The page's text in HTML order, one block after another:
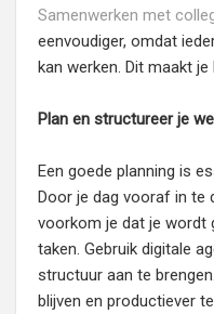
Samenwerken met
eenvoudiger, omdat
kan werken. Dit maakt
Plan en structureer je
Een goede planning is
Door je dag vooraf in te
voorkom je dat je wordt
taken. Gebruik digitale
structuur aan te
blijven en productiever